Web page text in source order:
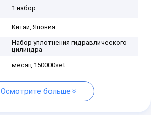
1 набор
Китай, Япония
Набор уплотнения гидравлического
цилиндра
месяц 150000set
Осмотрите больше